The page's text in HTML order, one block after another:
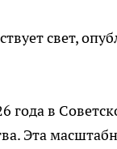
свет,
года в
Эта